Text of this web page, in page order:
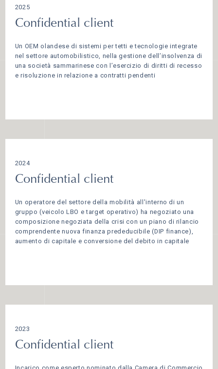
2025
Confidential client
Un OEM olandese di sistemi per tetti e tecnologie integrate
nel settore automobilistico, nella gestione dell’insolvenza di
una società sammarinese con l’esercizio di diritti di recesso
e risoluzione in relazione a contratti pendenti
2024
Confidential client
Un operatore del settore della mobilità all'interno di un
gruppo (veicolo LBO e target operativo) ha negoziato una
composizione negoziata della crisi con un piano di rilancio
comprendente nuova finanza prededucibile (DIP finance),
aumento di capitale e conversione del debito in capitale
2023
Confidential client